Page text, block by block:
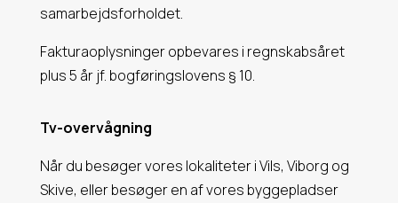
samarbejdsforholdet.
Fakturaoplysninger opbevares i regnskabsåret
plus 5 år jf. bogføringslovens § 10.
Tv-overvågning
Når du besøger vores lokaliteter i Vils, Viborg og
Skive, eller besøger en af vores byggepladser